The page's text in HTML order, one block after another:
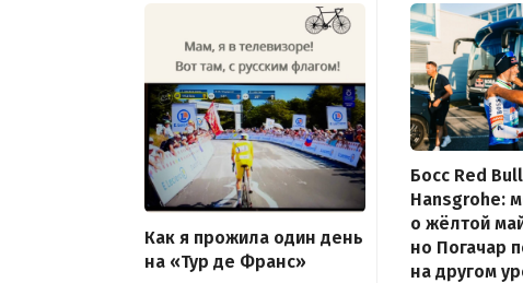
Как я прожила один день
на «Тур де Франс»
Босс Red
Hansgrohe:
о жёлтой
но Погачар
на другом